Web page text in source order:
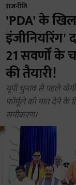
राजनीति
'PDA' के
इंजीनियरिंग'
21 सवर्णों के
की तैयारी!
यूपी चुनाव से पहले
फॉर्मूले को मात देने के
समीकरण।